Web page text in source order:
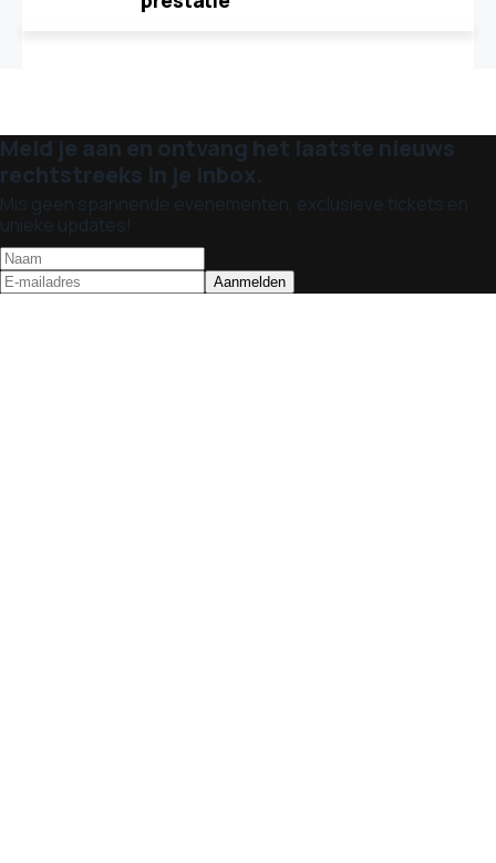
Meld je aan en ontvang het laatste nieuws
rechtstreeks in je inbox.
Mis geen spannende evenementen, exclusieve tickets en
unieke updates!